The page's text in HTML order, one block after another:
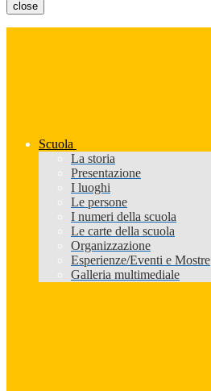
close
Scuola
La storia
Presentazione
I luoghi
Le persone
I numeri della scuola
Le carte della scuola
Organizzazione
Esperienze/Eventi e Mostre
Galleria multimediale